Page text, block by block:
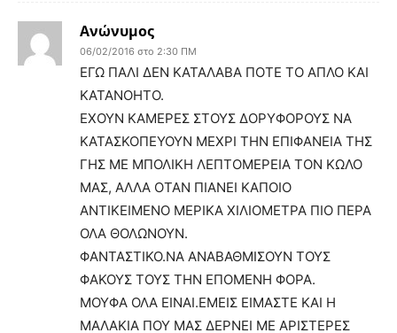
Ανώνυμος
06/02/2016 στο 2:30 ΠΜ
ΕΓΩ ΠΑΛΙ ΔΕΝ ΚΑΤΑΛΑΒΑ ΠΟΤΕ ΤΟ ΑΠΛΟ ΚΑΙ
ΚΑΤΑΝΟΗΤΟ.
ΕΧΟΥΝ ΚΑΜΕΡΕΣ ΣΤΟΥΣ ΔΟΡΥΦΟΡΟΥΣ ΝΑ
ΚΑΤΑΣΚΟΠΕΥΟΥΝ ΜΕΧΡΙ ΤΗΝ ΕΠΙΦΑΝΕΙΑ ΤΗΣ
ΓΗΣ ΜΕ ΜΠΟΛΙΚΗ ΛΕΠΤΟΜΕΡΕΙΑ ΤΟΝ ΚΩΛΟ
ΜΑΣ, ΑΛΛΑ ΟΤΑΝ ΠΙΑΝΕΙ ΚΑΠΟΙΟ
ΑΝΤΙΚΕΙΜΕΝΟ ΜΕΡΙΚΑ ΧΙΛΙΟΜΕΤΡΑ ΠΙΟ ΠΕΡΑ
ΟΛΑ ΘΟΛΩΝΟΥΝ.
ΦΑΝΤΑΣΤΙΚΟ.ΝΑ ΑΝΑΒΑΘΜΙΣΟΥΝ ΤΟΥΣ
ΦΑΚΟΥΣ ΤΟΥΣ ΤΗΝ ΕΠΟΜΕΝΗ ΦΟΡΑ.
ΜΟΥΦΑ ΟΛΑ ΕΙΝΑΙ.ΕΜΕΙΣ ΕΙΜΑΣΤΕ ΚΑΙ Η
ΜΑΛΑΚΙΑ ΠΟΥ ΜΑΣ ΔΕΡΝΕΙ ΜΕ ΑΡΙΣΤΕΡΕΣ